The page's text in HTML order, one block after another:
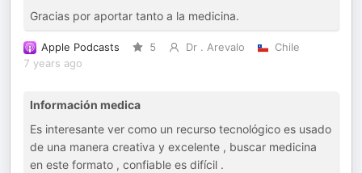
Gracias por aportar tanto a la medicina.
Apple Podcasts 5 Dr . Arevalo
Chile
7 years ago
Información medica
Es interesante ver como un recurso tecnológico es usado
de una manera creativa y excelente , buscar medicina
en este formato , confiable es difícil .